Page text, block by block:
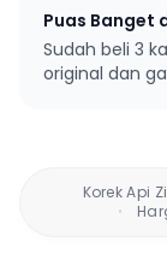
Puas Banget
Sudah beli 3
original dan
Korek Api
•